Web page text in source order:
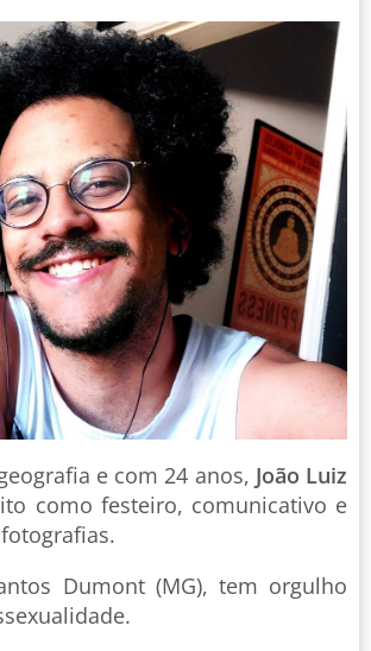
e com 24 anos, João Luiz
como festeiro, comunicativo e
Dumont (MG), tem orgulho